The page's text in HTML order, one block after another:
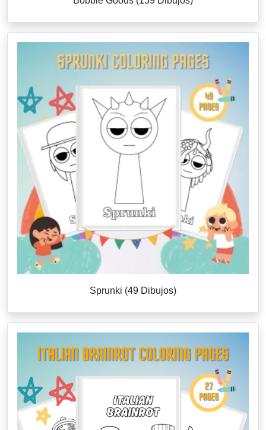
Sprunki (49 Dibujos)